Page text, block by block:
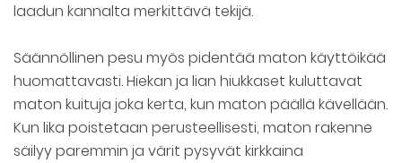
laadun kannalta merkittävä tekijä.
Säännöllinen pesu myös pidentää maton käyttöikää
huomattavasti. Hiekan ja lian hiukkaset kuluttavat
maton kuituja joka kerta, kun maton päällä kävellään.
Kun lika poistetaan perusteellisesti, maton rakenne
säilyy paremmin ja värit pysyvät kirkkaina